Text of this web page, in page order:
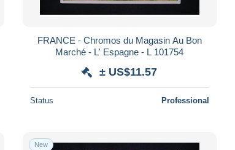
FRANCE - Chromos du Magasin Au Bon
Marché - L' Espagne - L 101754
± US$11.57
Status Professional
New